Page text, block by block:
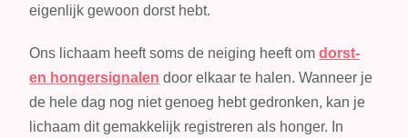
eigenlijk gewoon dorst hebt.
Ons lichaam heeft soms de neiging heeft omdorst-
en hongersignalen door elkaar te halen. Wanneer je
de hele dag nog niet genoeg hebt gedronken, kan je
lichaam dit gemakkelijk registreren als honger. In